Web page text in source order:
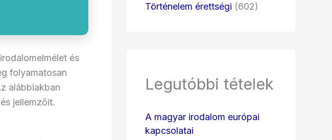
és
folyamatosan
alábbiakban
jellemzőit.
Történelem érettségi (602)
Legutóbbi tételek
A magyar irodalom európai
kapcsolatai